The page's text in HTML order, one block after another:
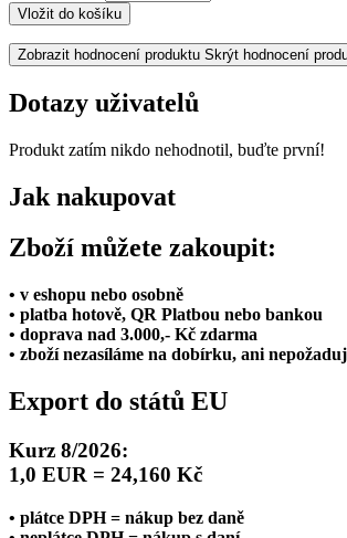
Vložit do košíku
Zobrazit hodnocení produktu Skrýt hodnocení
Dotazy uživatelů
Produkt zatím nikdo nehodnotil, buďte první!
Jak nakupovat
Zboží můžete zakoupit:
• v eshopu nebo osobně
• platba hotově, QR Platbou nebo bankou
• doprava nad 3.000,- Kč zdarma
• zboží nezasíláme na dobírku, ani
Export do států EU
Kurz 8/2026:
1,0 EUR = 24,160 Kč
• plátce DPH = nákup bez daně